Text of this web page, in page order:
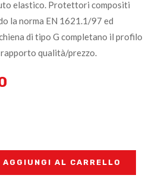
elastico. Protettori compositi
la norma EN 1621.1/97 ed
di tipo G completano il profilo
qualità/prezzo.
AGGIUNGI AL CARRELLO